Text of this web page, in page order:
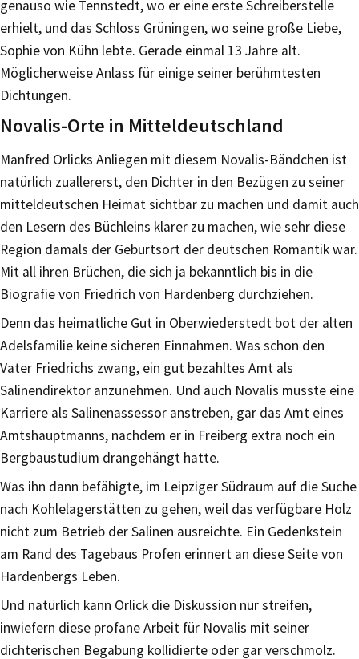
genauso wie Tennstedt, wo er eine erste Schreiberstelle
erhielt, und das Schloss Grüningen, wo seine große Liebe,
Sophie von Kühn lebte. Gerade einmal 13 Jahre alt.
Möglicherweise Anlass für einige seiner berühmtesten
Dichtungen.
Novalis-Orte in Mitteldeutschland
Manfred Orlicks Anliegen mit diesem Novalis-Bändchen ist
natürlich zuallererst, den Dichter in den Bezügen zu seiner
mitteldeutschen Heimat sichtbar zu machen und damit auch
den Lesern des Büchleins klarer zu machen, wie sehr diese
Region damals der Geburtsort der deutschen Romantik war.
Mit all ihren Brüchen, die sich ja bekanntlich bis in die
Biografie von Friedrich von Hardenberg durchziehen.
Denn das heimatliche Gut in Oberwiederstedt bot der alten
Adelsfamilie keine sicheren Einnahmen. Was schon den
Vater Friedrichs zwang, ein gut bezahltes Amt als
Salinendirektor anzunehmen. Und auch Novalis musste eine
Karriere als Salinenassessor anstreben, gar das Amt eines
Amtshauptmanns, nachdem er in Freiberg extra noch ein
Bergbaustudium drangehängt hatte.
Was ihn dann befähigte, im Leipziger Südraum auf die Suche
nach Kohlelagerstätten zu gehen, weil das verfügbare Holz
nicht zum Betrieb der Salinen ausreichte. Ein Gedenkstein
am Rand des Tagebaus Profen erinnert an diese Seite von
Hardenbergs Leben.
Und natürlich kann Orlick die Diskussion nur streifen,
inwiefern diese profane Arbeit für Novalis mit seiner
dichterischen Begabung kollidierte oder gar verschmolz.